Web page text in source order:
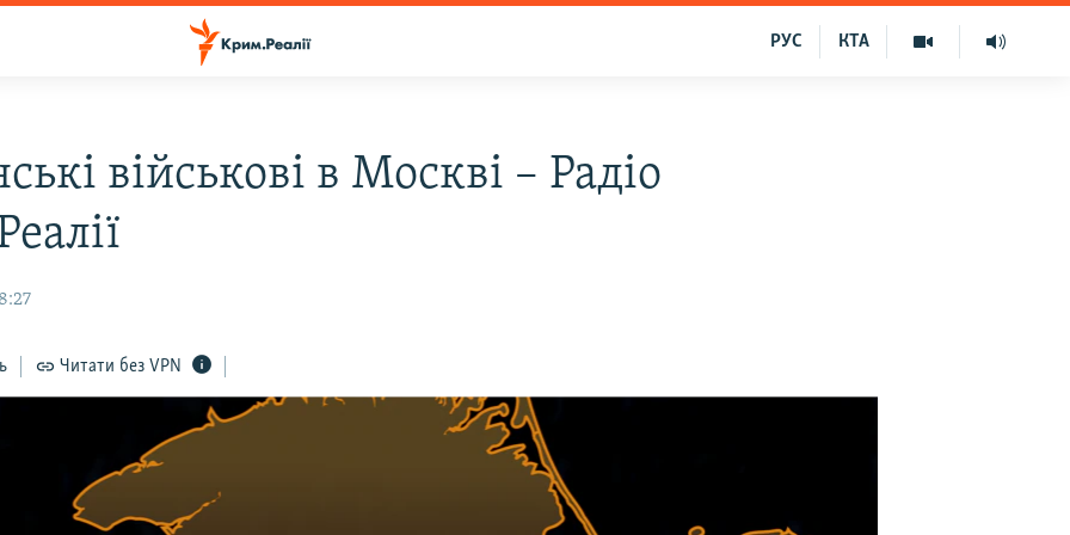
КТА
РУС
військові в Москві – Радіо
Читати без VPN